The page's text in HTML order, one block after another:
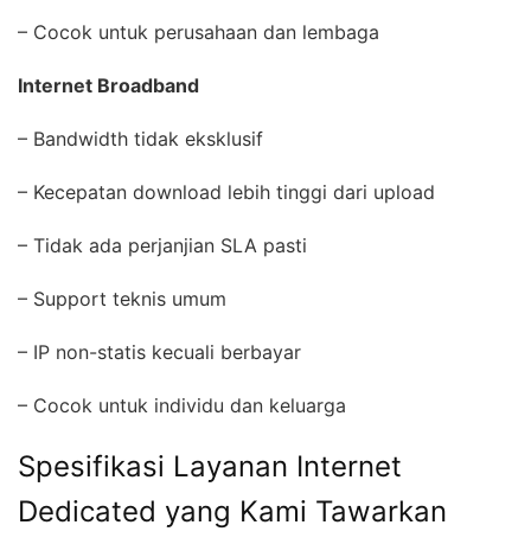
– Cocok untuk perusahaan dan lembaga
Internet Broadband
– Bandwidth tidak eksklusif
– Kecepatan download lebih tinggi dari upload
– Tidak ada perjanjian SLA pasti
– Support teknis umum
– IP non-statis kecuali berbayar
– Cocok untuk individu dan keluarga
Spesifikasi Layanan Internet
Dedicated yang Kami Tawarkan